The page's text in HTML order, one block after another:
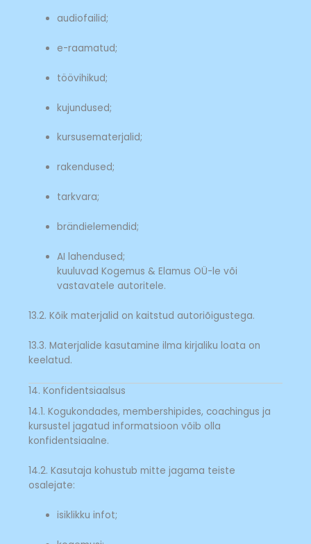
audiofailid;
e-raamatud;
töövihikud;
kujundused;
kursusematerjalid;
rakendused;
tarkvara;
brändielemendid;
AI lahendused;
kuuluvad Kogemus & Elamus OÜ-le või
vastavatele autoritele.
13.2. Kõik materjalid on kaitstud autoriõigustega.
13.3. Materjalide kasutamine ilma kirjaliku loata on
keelatud.
14. Konfidentsiaalsus
14.1. Kogukondades, membershipides, coachingus ja
kursustel jagatud informatsioon võib olla
konfidentsiaalne.
14.2. Kasutaja kohustub mitte jagama teiste
osalejate:
isiklikku infot;